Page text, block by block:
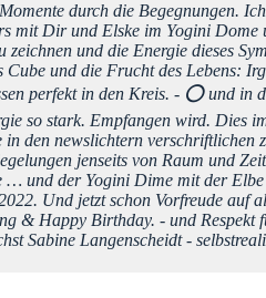
durch die Begegnungen.
mit Dir und Elske im Yogini Dome
zeichnen und die Energie dieses
und die Frucht des Lebens:
perfekt in den Kreis. - ⭕️ und in
so stark. Empfangen wird. Dies
den newslichtern verschriftlichen
jenseits von Raum und
und der Yogini Dime mit der
Und jetzt schon Vorfreude auf
& Happy Birthday. - und Respekt
Sabine Langenscheidt -